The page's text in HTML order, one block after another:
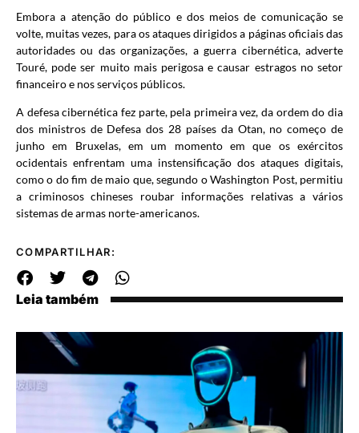
Embora a atenção do público e dos meios de comunicação se
volte, muitas vezes, para os ataques dirigidos a páginas oficiais das
autoridades ou das organizações, a guerra cibernética, adverte
Touré, pode ser muito mais perigosa e causar estragos no setor
financeiro e nos serviços públicos.
A defesa cibernética fez parte, pela primeira vez, da ordem do dia
dos ministros de Defesa dos 28 países da Otan, no começo de
junho em Bruxelas, em um momento em que os exércitos
ocidentais enfrentam uma instensificação dos ataques digitais,
como o do fim de maio que, segundo o Washington Post, permitiu
a criminosos chineses roubar informações relativas a vários
sistemas de armas norte-americanos.
COMPARTILHAR:
Leia também